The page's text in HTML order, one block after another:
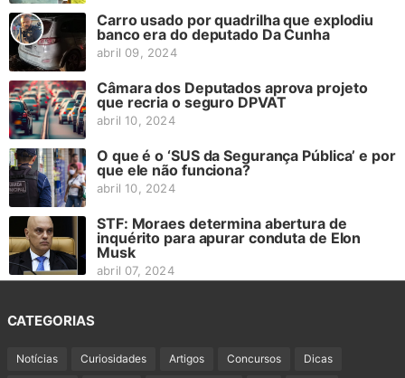
Carro usado por quadrilha que explodiu
banco era do deputado Da Cunha
abril 09, 2024
Câmara dos Deputados aprova projeto
que recria o seguro DPVAT
abril 10, 2024
O que é o ‘SUS da Segurança Pública’ e por
que ele não funciona?
abril 10, 2024
STF: Moraes determina abertura de
inquérito para apurar conduta de Elon
Musk
abril 07, 2024
CATEGORIAS
Notícias Curiosidades Artigos Concursos Dicas